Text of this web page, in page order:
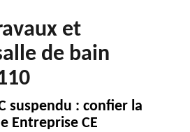
et
de bain
suspendu : confier la
Entreprise CE